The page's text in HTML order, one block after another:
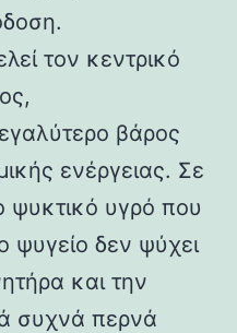
τον κεντρικό
βάρος
ενέργειας. Σε
υγρό που
ψυγείο δεν ψύχει
και την
συχνά περνά